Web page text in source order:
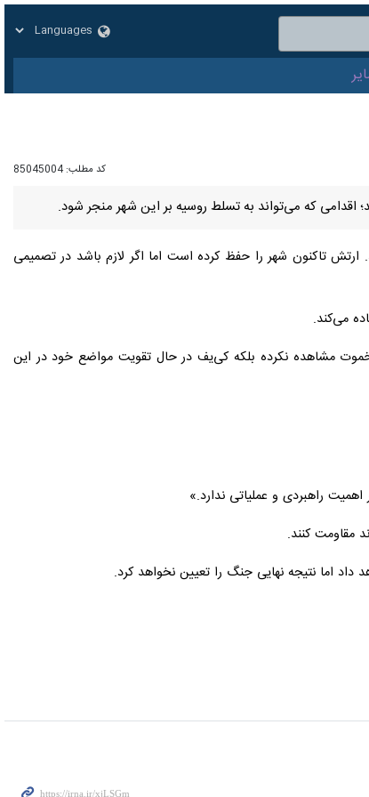
کد مطلب:85045004
که می‌تواند به تسلط روسیه بر این شهر منجر شود.
ارتش تاکنون شهر را حفظ کرده است اما اگر لازم باشد در تصمیمی
می‌کند.
مشاهده نکرده بلکه کی‌یف در حال تقویت مواضع خود در این شهر
راهبردی و عملیاتی ندارد.»
مقاومت کنند.
اما نتیجه نهایی جنگ را تعیین نخواهد کرد.